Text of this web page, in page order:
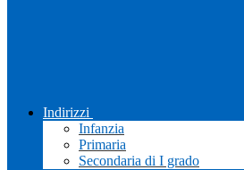
Indirizzi
Infanzia
Primaria
Secondaria di I grado